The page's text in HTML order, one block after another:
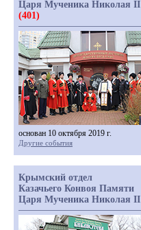
Царя Мученика Николая II
(401)
основан 10 октября 2019 г.
Другие события
Крымский отдел
Казачьего Конвоя Памяти
Царя Мученика Николая II